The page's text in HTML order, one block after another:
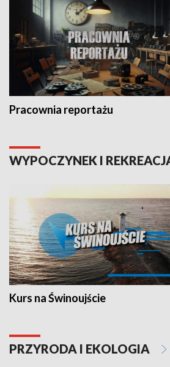
Pracownia reportażu
WYPOCZYNEK I
Kurs na Świnoujście
PRZYRODA I EKOLOGIA